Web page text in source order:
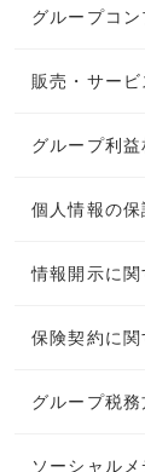
グループコ
販売・サービ
グループ利
個人情報の
情報開示に
保険契約に
グループ税務
ソーシャル